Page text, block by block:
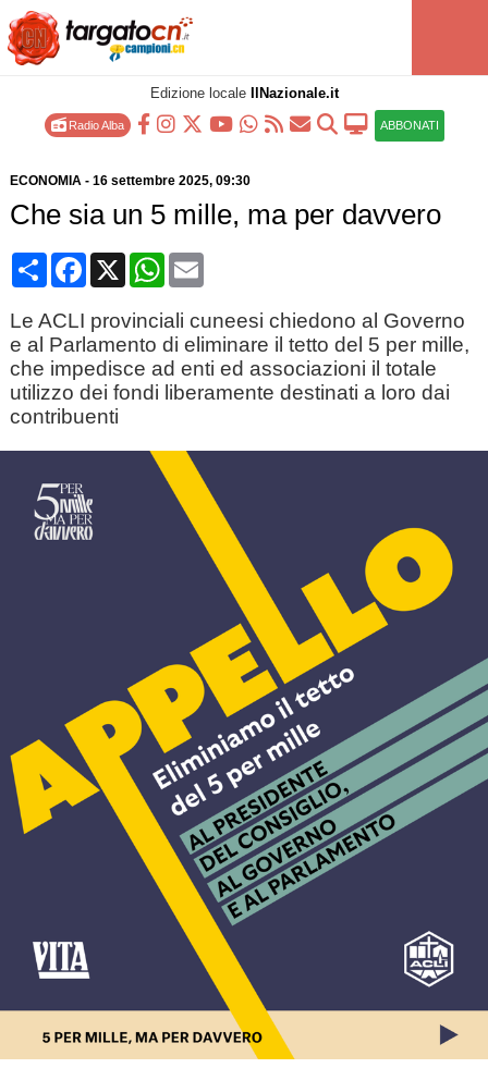
Edizione locale IlNazionale.it
Radio Alba ABBONATI
ECONOMIA- 16 settembre 2025, 09:30
Che sia un 5 mille, ma per davvero
CondividiFacebook
X WhatsApp
Email
Le ACLI provinciali cuneesi chiedono al Governo
e al Parlamento di eliminare il tetto del 5 per mille,
che impedisce ad enti ed associazioni il totale
utilizzo dei fondi liberamente destinati a loro dai
contribuenti